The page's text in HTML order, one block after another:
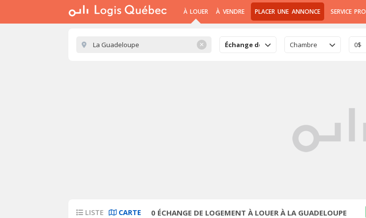
À LOUER À VENDRE PLACER UNE ANNONCE SERVICE PRO
✕ Échange de logementChambre 0$
LISTE CARTE 0 ÉCHANGE DE LOGEMENT À LOUER À LA GUADELOUPE